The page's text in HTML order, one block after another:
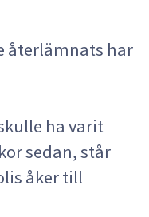
återlämnats har
ha varit
sedan, står
åker till